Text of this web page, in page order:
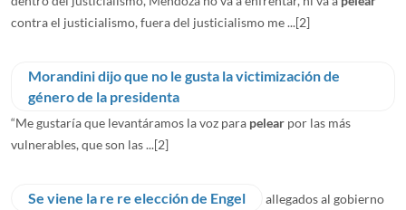
contra el justicialismo, fuera del justicialismo me ...[2]
Morandini dijo que no le gusta la victimización de
género de la presidenta
“Me gustaría que levantáramos la voz para pelear por las más
vulnerables, que son las ...[2]
Se viene la re re elección de Engel
allegados al gobierno